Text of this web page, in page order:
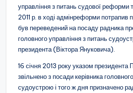
управління з питань судової реформи
2011 р. в ході адмінреформи потрапив
був переведений на посаду радника
головного управління з питань
президента (Віктора Януковича).
16 січня 2013 року указом президента
звільнено з посади керівника
судоустрою і того ж дня призначено